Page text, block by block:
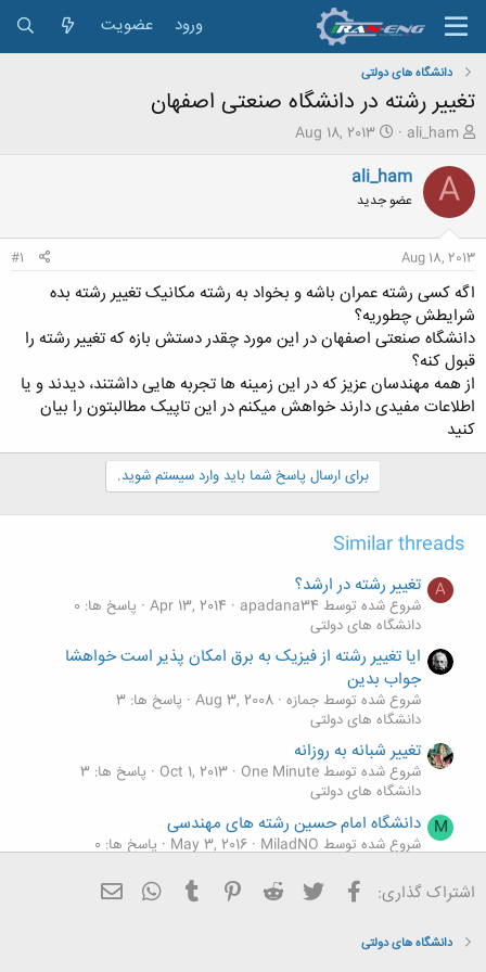
ورود عضویت
دانشگاه های دولتی
تغییر رشته در دانشگاه صنعتی اصفهان
ش
و
ع
ک
ه
م
و
ض
و
ع
ali_ham
ت
ی
خ
ع
Aug 18, 2013
A
ali_ham
عضو جدید
Aug 18, 2013
#1
اگه کسی رشته عمران باشه و بخواد به رشته مکانیک تغییر رشته بده
شرایطش چطوریه؟
دانشگاه صنعتی اصفهان در این مورد چقدر دستش بازه که تغییر رشته را
قبول کنه؟
از همه مهندسان عزیز که در این زمینه ها تجربه هایی داشتند، دیدند و یا
اطلاعات مفیدی دارند خواهش میکنم در این تاپیک مطالبتون را بیان
کنید
برای ارسال پاسخ شما باید وارد سیستم شوید.
Similar threads
A تغییر رشته در ارشد؟
شروع شده توسط apadana34 Apr 13, 2014 پاسخ ها: 0
دانشگاه های دولتی
ایا تغییر رشته از فیزیک به برق امکان پذیر است خواهشا
جواب بدین
شروع شده توسط جمازه Aug 3, 2008 پاسخ ها: 3
دانشگاه های دولتی
تغییر شبانه به روزانه
شروع شده توسط One Minute Oct 1, 2013
پاسخ ها: 3
دانشگاه های دولتی
M دانشگاه امام حسین رشته های مهندسی
شروع شده توسط MiladNO May 3, 2016
پاسخ ها: 0
A آشنایی دانشجویان هم دانشگاهی و هم رشته ای در این
شروع شده توسط ahmadpalan
اشتراک گذاری: فیسبوک تویتر Reddit
Pinterest
Tumblr
WhatsApp
دانشگاه های دولتی